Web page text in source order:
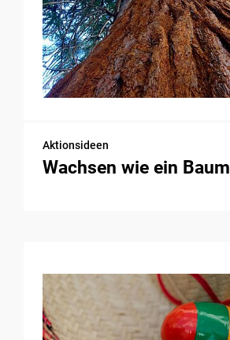
Aktionsideen
Wachsen wie ein Baum